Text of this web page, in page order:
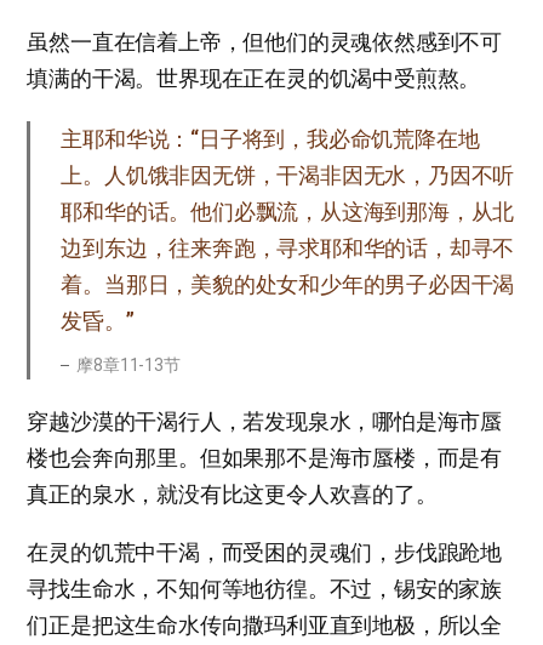
虽然一直在信着上帝，但他们的灵魂依然感到不可
填满的干渴。世界现在正在灵的饥渴中受煎熬。
主耶和华说：“日子将到，我必命饥荒降在地
上。人饥饿非因无饼，干渴非因无水，乃因不听
耶和华的话。他们必飘流，从这海到那海，从北
边到东边，往来奔跑，寻求耶和华的话，却寻不
着。当那日，美貌的处女和少年的男子必因干渴
发昏。”
摩8章11-13节
穿越沙漠的干渴行人，若发现泉水，哪怕是海市蜃
楼也会奔向那里。但如果那不是海市蜃楼，而是有
真正的泉水，就没有比这更令人欢喜的了。
在灵的饥荒中干渴，而受困的灵魂们，步伐踉跄地
寻找生命水，不知何等地彷徨。不过，锡安的家族
们正是把这生命水传向撒玛利亚直到地极，所以全